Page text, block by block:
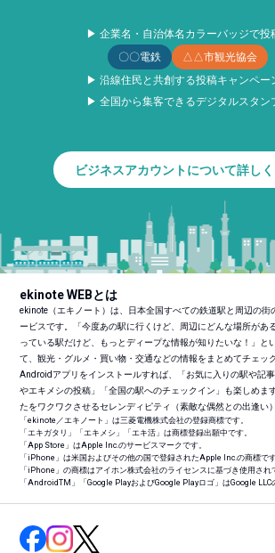
▶ 企業名・自治体名カラーバッジで投
〇〇電鉄
△△市観光協会
▶ 沿線住民と共創する投稿キャンペー
▶ 全国から集客できるデジタルスタン
ビジネスアカウントについて詳し
ekinote WEBとは
ekinote（エキノート）は、日本全国すべての鉄道駅と周辺の街
ービスです。「今度あの駅に行くけど、周辺にどんな場所があ
っている駅だけど、もっとディープな情報が知りたいな！」と
て、観光・グルメ・買い物・交通などの情報をまとめてチェッ
Androidアプリをインストールすれば、「お気に入りの駅や記
やエキメシの投稿」「全国の駅へのチェックイン」も楽しめま
たをワクワクさせるセレンディピティ（素敵な偶然との出逢い
「ekinote／エキノート」は三菱電機株式会社の登録商標です。
「エキガタリ」「エキメシ」「エキ活」は商標登録出願中です。
「App Store」はApple Inc.のサービスマークです。
「iPhone」は米国およびその他の国で登録されたApple Inc.の商標です
「iPhone」の商標はアイホン株式会社のライセンスに基づき使用され
「AndroidTM 」「Google PlayおよびGoogle Playロゴ」はGoogle LLC